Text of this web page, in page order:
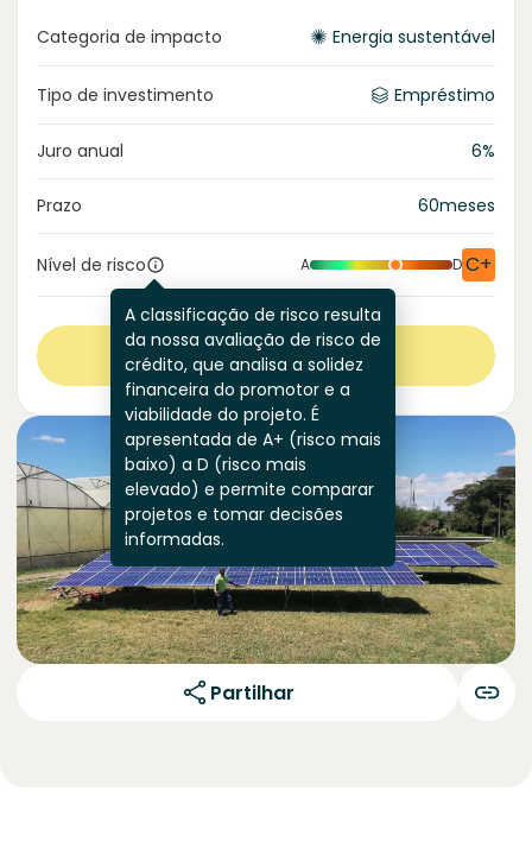
Categoria de impacto Energia sustentável
Tipo de investimento Empréstimo
Juro anual 6%
Prazo 60meses
Nível de risco
A classificação de risco resulta
da nossa avaliação de risco de
crédito, que analisa a solidez
financeira do promotor e a
viabilidade do projeto. É
apresentada de A+ (risco mais
baixo) a D (risco mais
elevado) e permite comparar
projetos e tomar decisões
informadas.
A DC+
Ver mais
Partilhar